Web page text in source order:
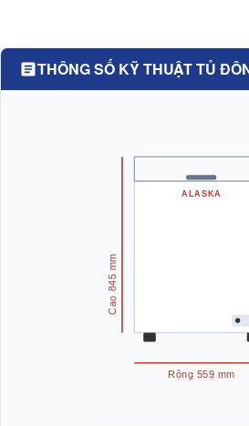
THÔNG SỐ KỸ THUẬT TỦ
ALASKA
Cao 845 mm
Rộng 559 mm